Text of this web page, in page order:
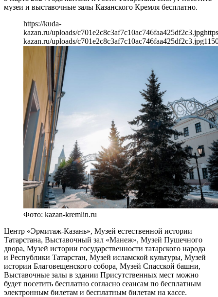
музеи и выставочные залы Казанского Кремля бесплатно.
https://kuda-
kazan.ru/uploads/c701e2c8c3af7c10ac746faa425df2c3.jpg
kazan.ru/uploads/c701e2c8c3af7c10ac746faa425df2c3.jpg
Фото: kazan-kremlin.ru
Центр «Эрмитаж-Казань», Музей естественной истории
Татарстана, Выставочный зал «Манеж», Музей Пушечного
двора, Музей истории государственности татарского народа
и Республики Татарстан, Музей исламской культуры, Музей
истории Благовещенского собора, Музей Спасской башни,
Выставочные залы в здании Присутственных мест можно
будет посетить бесплатно согласно сеансам по бесплатным
электронным билетам и бесплатным билетам на кассе.